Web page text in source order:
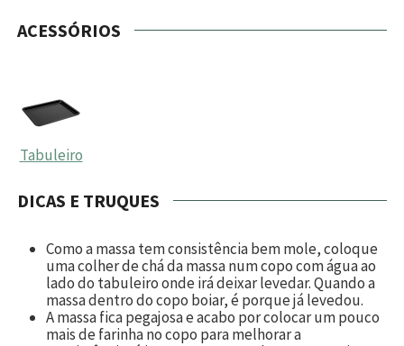
ACESSÓRIOS
Tabuleiro
DICAS E TRUQUES
Como a massa tem consistência bem mole, coloque
uma colher de chá da massa num copo com água ao
lado do tabuleiro onde irá deixar levedar. Quando a
massa dentro do copo boiar, é porque já levedou.
A massa fica pegajosa e acabo por colocar um pouco
mais de farinha no copo para melhorar a